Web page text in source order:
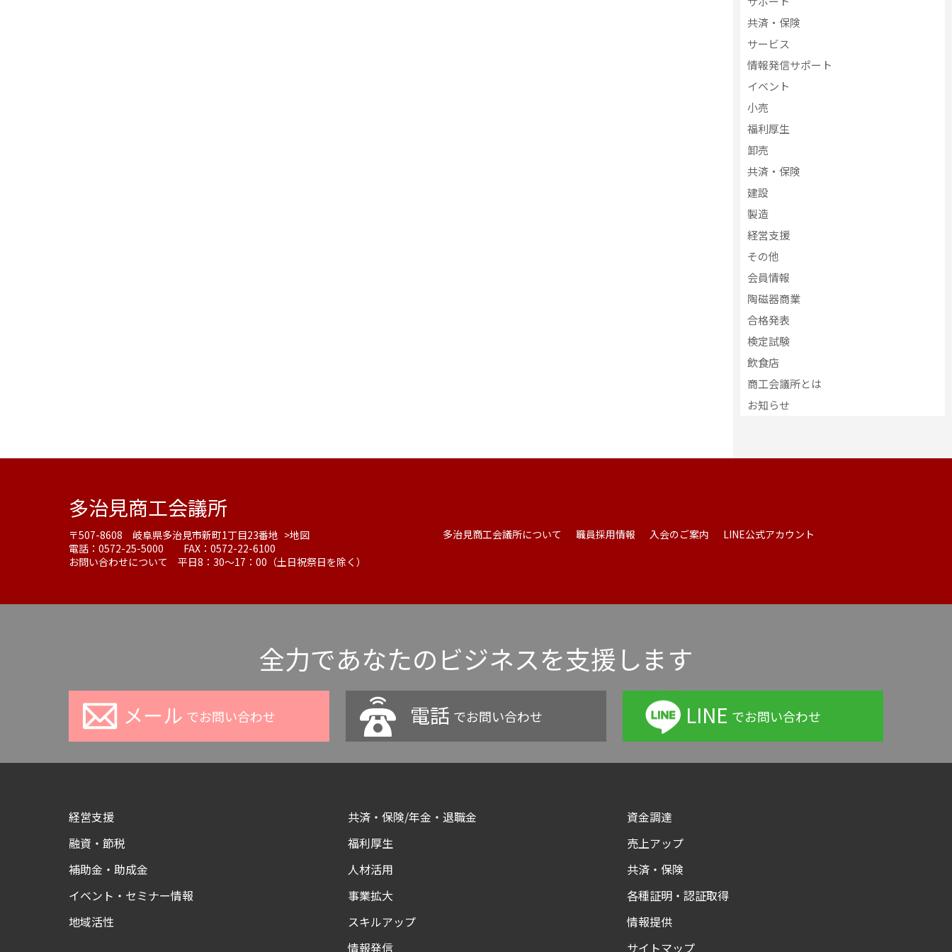
共済・保険
サービス
情報発信サポート
イベント
小売
福利厚生
卸売
共済・保険
建設
製造
経営支援
その他
会員情報
陶磁器商業
合格発表
検定試験
飲食店
商工会議所とは
お知らせ
多治見商工会議所
〒507-8608 岐阜県多治見市新町1丁目23番地 >地図
電話：0572-25-5000 FAX：0572-22-6100
お問い合わせについて 平日8：30～17：00（土日祝祭日を除く）
多治見商工会議所について 職員採用情報 入会のご案内 LINE公式アカウント
全力であなたのビジネスを支援します
メール でお問い合わせ 電話 でお問い合わせ LINE でお問い合わせ
経営支援
融資・節税
補助金・助成金
イベント・セミナー情報
地域活性
共済・保険/年金・退職金
福利厚生
人材活用
事業拡大
スキルアップ
情報発信
資金調達
売上アップ
共済・保険
各種証明・認証取得
情報提供
サイトマップ